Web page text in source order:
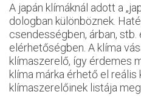
A japán klímáknál adott a
dologban különböznek.
csendességben, árban,
elérhetőségben. A klíma
klímaszerelő, így érdemes
klíma márka érhető el reális
klímaszerelőinek listája